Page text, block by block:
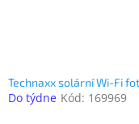
Technaxx solární Wi-Fi
Do týdne Kód: 169969